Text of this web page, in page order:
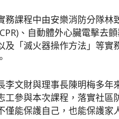
務課程中由安樂消防分隊林
、自動體外心臟電擊去
及「滅火器操作方法」等實
李文財與理事長陳明梅多
工參與本次課程，落實社區
僅能保護自己，也能保護家